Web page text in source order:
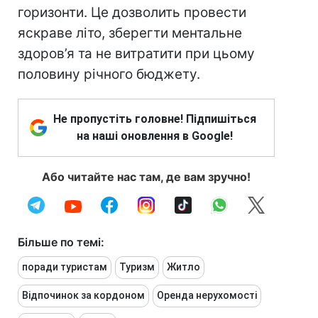
горизонти. Це дозволить провести
яскраве літо, зберегти ментальне
здоров’я та не витратити при цьому
половину річного бюджету.
Не пропустіть головне! Підпишіться
на наші оновлення в Google!
Або читайте нас там, де вам зручно!
Більше по темі:
поради туристам Туризм Житло
Відпочинок за кордоном Оренда нерухомості